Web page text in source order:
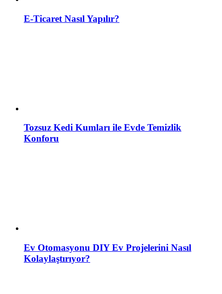
E-Ticaret Nasıl Yapılır?
Tozsuz Kedi Kumları ile Evde Temizlik
Konforu
Ev Otomasyonu DIY Ev Projelerini Nasıl
Kolaylaştırıyor?